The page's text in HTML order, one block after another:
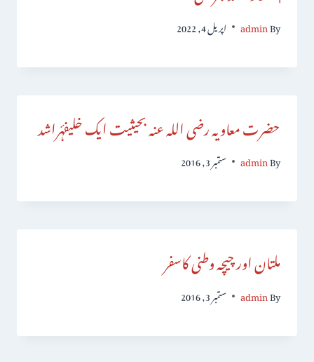
By
admin اپریل 4, 2022
حضرت معاویہ رضی اللہ عنہ بحیثیت ایک خلیفۂراشد
By
admin ستمبر 3, 2016
ملتان اور چیچہ وطنی کاسفر
By
admin ستمبر 3, 2016